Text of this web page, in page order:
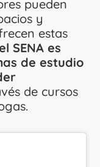
pueden
y
estas
SENA es
de estudio
de cursos